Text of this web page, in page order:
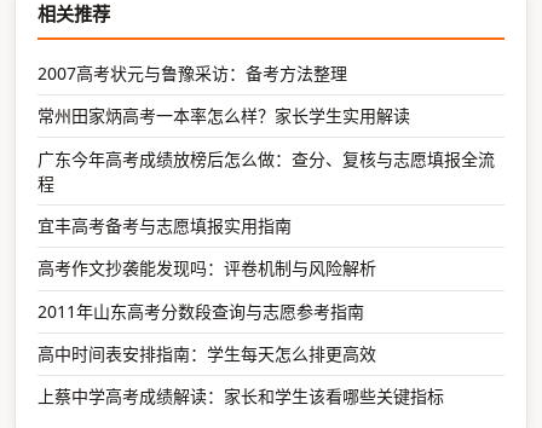
相关推荐
2007高考状元与鲁豫采访：备考方法整理
常州田家炳高考一本率怎么样？家长学生实用解读
广东今年高考成绩放榜后怎么做：查分、复核与志愿填报全流
程
宜丰高考备考与志愿填报实用指南
高考作文抄袭能发现吗：评卷机制与风险解析
2011年山东高考分数段查询与志愿参考指南
高中时间表安排指南：学生每天怎么排更高效
上蔡中学高考成绩解读：家长和学生该看哪些关键指标